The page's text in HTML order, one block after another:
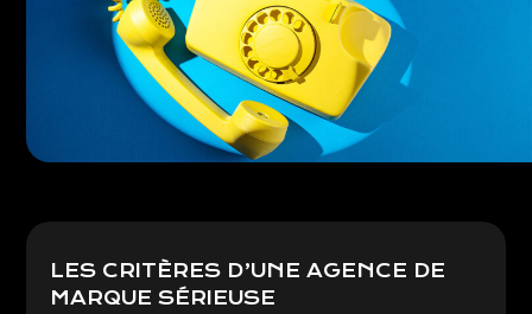
LES CRITÈRES D’UNE AGENCE DE
MARQUE SÉRIEUSE